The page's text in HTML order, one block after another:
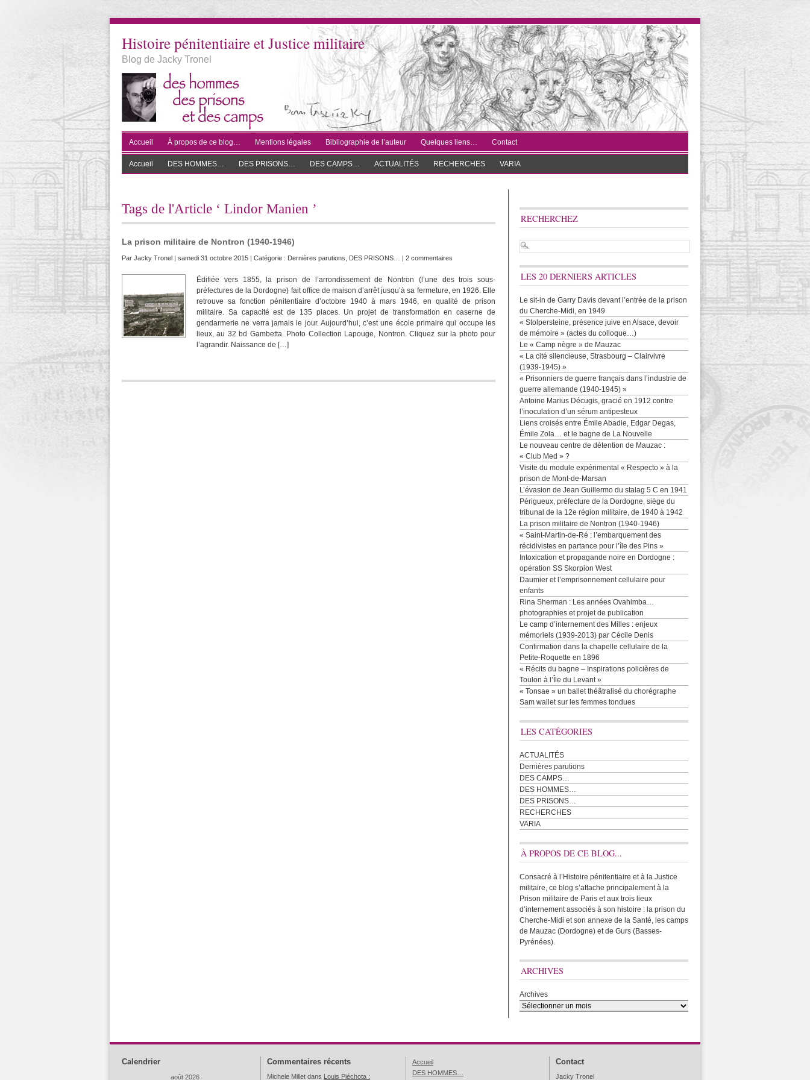
Histoire pénitentiaire et Justice militaire
Blog de Jacky Tronel
Accueil À propos de ce blog… Mentions légales Bibliographie de l’auteur Quelques liens… Contact
Accueil DES HOMMES… DES PRISONS… DES CAMPS… ACTUALITÉS RECHERCHES VARIA
Tags de l'Article ‘ Lindor Manien ’
La prison militaire de Nontron (1940-1946)
Par Jacky Tronel | samedi 31 octobre 2015 | Catégorie : Dernières parutions DES PRISONS… | 2 commentaires
Édifiée vers 1855, la prison de l’arrondissement de Nontron (l’une des trois sous-
préfectures de la Dordogne) fait office de maison d’arrêt jusqu’à sa fermeture, en 1926. Elle
retrouve sa fonction pénitentiaire d’octobre 1940 à mars 1946, en qualité de prison
militaire. Sa capacité est de 135 places. Un projet de transformation en caserne de
gendarmerie ne verra jamais le jour. Aujourd’hui, c’est une école primaire qui occupe les
lieux, au 32 bd Gambetta. Photo Collection Lapouge, Nontron. Cliquez sur la photo pour
l’agrandir. Naissance de […]
RECHERCHEZ
LES 20 DERNIERS ARTICLES
Le sit-in de Garry Davis devant l’entrée de la prison
du Cherche-Midi, en 1949
« Stolpersteine, présence juive en Alsace, devoir
de mémoire » (actes du colloque…)
Le « Camp nègre » de Mauzac
« La cité silencieuse, Strasbourg – Clairvivre
(1939-1945) »
« Prisonniers de guerre français dans l’industrie de
guerre allemande (1940-1945) »
Antoine Marius Décugis, gracié en 1912 contre
l’inoculation d’un sérum antipesteux
Liens croisés entre Émile Abadie, Edgar Degas,
Émile Zola… et le bagne de La Nouvelle
Le nouveau centre de détention de Mauzac :
« Club Med » ?
Visite du module expérimental « Respecto » à la
prison de Mont-de-Marsan
L’évasion de Jean Guillermo du stalag 5 C en 1941
Périgueux, préfecture de la Dordogne, siège du
tribunal de la 12e région militaire, de 1940 à 1942
La prison militaire de Nontron (1940-1946)
« Saint-Martin-de-Ré : l’embarquement des
récidivistes en partance pour l’île des Pins »
Intoxication et propagande noire en Dordogne :
opération SS Skorpion West
Daumier et l’emprisonnement cellulaire pour
enfants
Rina Sherman : Les années Ovahimba…
photographies et projet de publication
Le camp d’internement des Milles : enjeux
mémoriels (1939-2013) par Cécile Denis
Confirmation dans la chapelle cellulaire de la
Petite-Roquette en 1896
« Récits du bagne – Inspirations policières de
Toulon à l’Île du Levant »
« Tonsae » un ballet théâtralisé du chorégraphe
Sam wallet sur les femmes tondues
LES CATÉGORIES
ACTUALITÉS
Dernières parutions
DES CAMPS…
DES HOMMES…
DES PRISONS…
RECHERCHES
VARIA
À PROPOS DE CE BLOG...
Consacré à l’Histoire pénitentiaire et à la Justice
militaire, ce blog s’attache principalement à la
Prison militaire de Paris et aux trois lieux
d’internement associés à son histoire : la prison du
Cherche-Midi et son annexe de la Santé, les camps
de Mauzac (Dordogne) et de Gurs (Basses-
Pyrénées).
ARCHIVES
Archives
Calendrier
août 2026
Commentaires récents
Michele Millet dans Louis Piéchota :
Accueil
DES HOMMES…
Contact
Jacky Tronel